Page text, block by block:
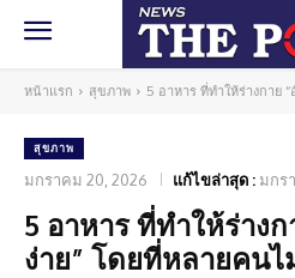
หน้าแรก สุขภาพ 5 อาหาร ที่ทำให้ร่างกาย
สุขภาพ
มกราคม 20, 2026 แก้ไขล่าสุด : มกร
5 อาหาร ที่ทำให้ร่างก
ง่าย” โดยที่หลายคนไ